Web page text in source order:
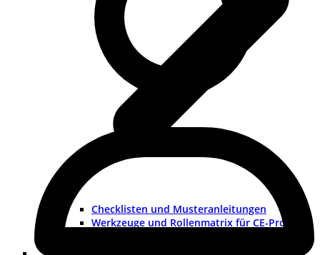
Checklisten und Musteranleitungen
Werkzeuge und Rollenmatrix für CE-Projekte